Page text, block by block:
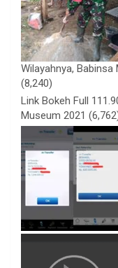
Wilayahnya,
(8,240)
Link Bokeh Full
Museum 2021